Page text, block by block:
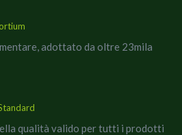
adottato da oltre 23mila
qualità valido per tutti i prodotti